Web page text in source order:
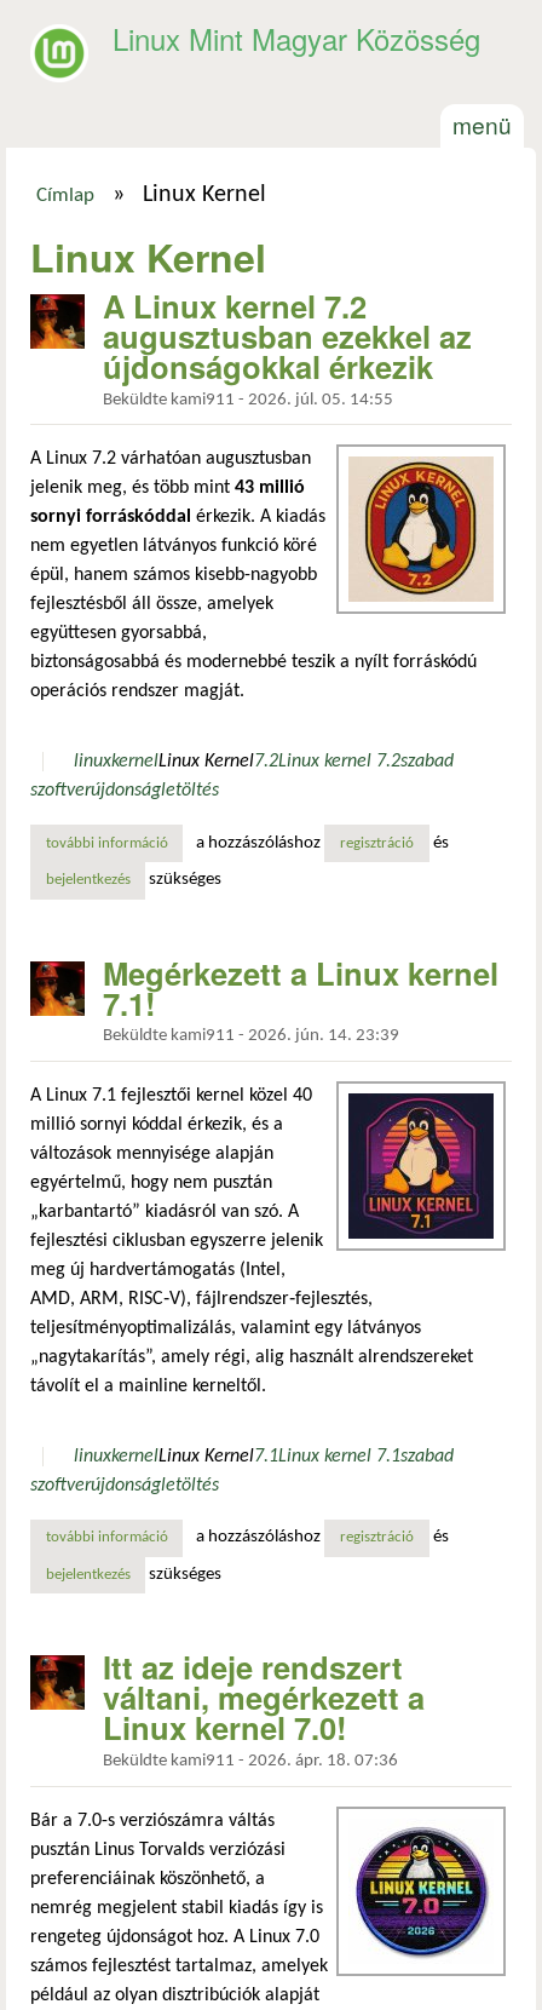
Linux Mint Magyar Közösség
menü
Címlap » Linux Kernel
Linux Kernel
A Linux kernel 7.2
augusztusban ezekkel az
újdonságokkal érkezik
Beküldte kami911 - 2026. júl. 05. 14:55
A Linux 7.2 várhatóan augusztusban
jelenik meg, és több mint 43 millió
sornyi forráskóddal érkezik. A kiadás
nem egyetlen látványos funkció köré
épül, hanem számos kisebb-nagyobb
fejlesztésből áll össze, amelyek
együttesen gyorsabbá,
biztonságosabbá és modernebbé teszik a nyílt forráskódú
operációs rendszer magját.
linuxkernelLinux Kernel7.2Linux kernel 7.2szabad
szoftverújdonságletöltés
további információa linux kernel 7.2 augusztusban ezekkel az újdonságokkal
a hozzászóláshoz regisztráció és
bejelentkezés szükséges
Megérkezett a Linux kernel
7.1!
Beküldte kami911 - 2026. jún. 14. 23:39
A Linux 7.1 fejlesztői kernel közel 40
millió sornyi kóddal érkezik, és a
változások mennyisége alapján
egyértelmű, hogy nem pusztán
„karbantartó” kiadásról van szó. A
fejlesztési ciklusban egyszerre jelenik
meg új hardvertámogatás (Intel,
AMD, ARM, RISC‑V), fájlrendszer‑fejlesztés,
teljesítményoptimalizálás, valamint egy látványos
„nagytakarítás”, amely régi, alig használt alrendszereket
távolít el a mainline kerneltől.
linuxkernelLinux Kernel7.1Linux kernel 7.1szabad
szoftverújdonságletöltés
további információmegérkezett a linux kernel 7.1! tartalommal kapcsolatosan
a hozzászóláshoz regisztráció és
bejelentkezés szükséges
Itt az ideje rendszert
váltani, megérkezett a
Linux kernel 7.0!
Beküldte kami911 - 2026. ápr. 18. 07:36
Bár a 7.0-s verziószámra váltás
pusztán Linus Torvalds verziózási
preferenciáinak köszönhető, a
nemrég megjelent stabil kiadás így is
rengeteg újdonságot hoz. A Linux 7.0
számos fejlesztést tartalmaz, amelyek
például az olyan disztribúciók alapját